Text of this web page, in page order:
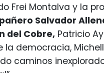
Frei Montalva y la
Salvador
del Cobre, Patricio
la democracia,
caminos